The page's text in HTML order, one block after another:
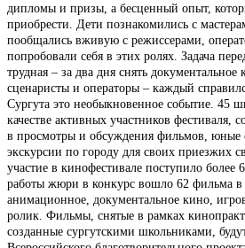
дипломы и призы, а бесценный опыт,
приобрести. Дети познакомились с
пообщались вживую с режиссерами,
попробовали себя в этих ролях. Задача
трудная – за два дня снять
сценаристы и операторы – каждый
Сургута это необыкновенное событие. 45
качестве активных участников фестиваля,
в просмотры и обсуждения фильмов, юные
экскурсии по городу для своих приезжих
участие в кинофестивале поступило более
работы жюри в конкурс вошло 62 фильма
анимационное, документальное кино,
ролик. Фильмы, снятые в рамках
созданные сургутскими школьниками,